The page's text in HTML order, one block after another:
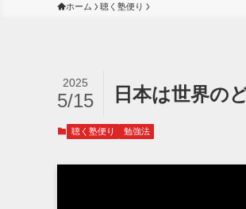
ホーム 聴く塾便り
日本は世界の
2025
5/15
聴く塾便り 勉強法